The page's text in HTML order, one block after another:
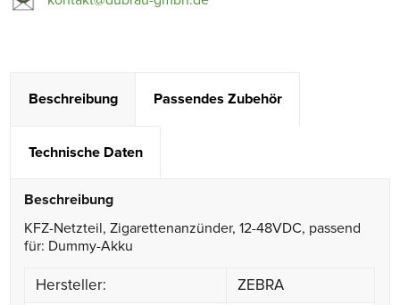
Beschreibung Passendes Zubehör
Technische Daten
Beschreibung
KFZ-Netzteil, Zigarettenanzünder, 12-48VDC, passend
für: Dummy-Akku
Hersteller:
ZEBRA